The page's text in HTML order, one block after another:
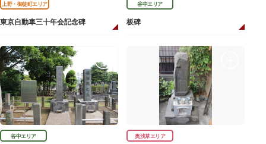
上野・御徒町エリア
東京自動車三十年会記念碑
谷中エリア
板碑
谷中エリア 奥浅草エリア